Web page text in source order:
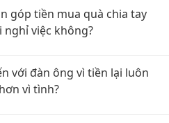
góp tiền mua quà chia tay
việc không?
với đàn ông vì tiền lại luôn
vì tình?